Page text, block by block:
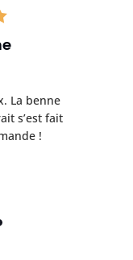
La benne
s’est fait
!